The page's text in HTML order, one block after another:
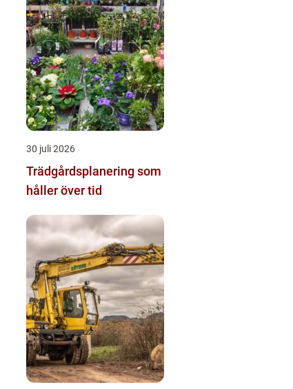
30 juli 2026
Trädgårdsplanering som
håller över tid